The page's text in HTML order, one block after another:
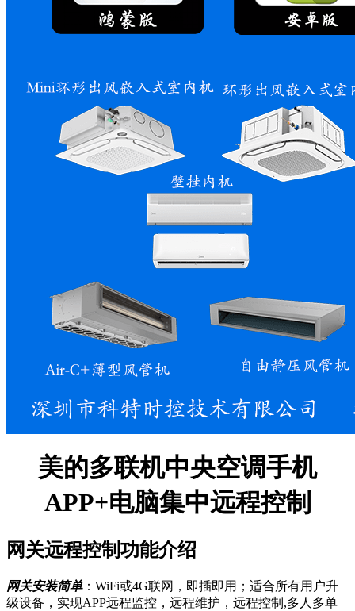
美的多联机中央空调手机
APP+电脑集中远程控制
网关远程控制功能介绍
网关安装简单：WiFi或4G联网，即插即用；适合所有用户升
级设备，实现APP远程监控，远程维护，远程控制,多人多单